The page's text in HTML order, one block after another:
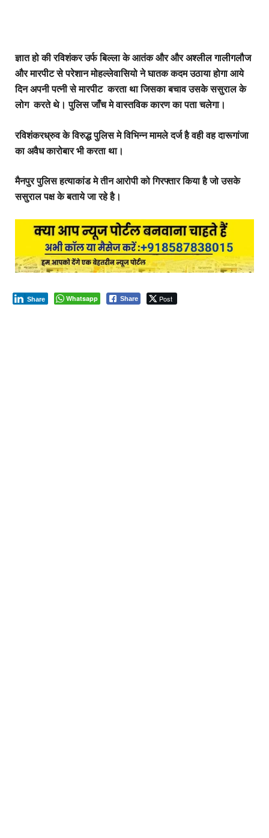
ज्ञात हो की रविशंकर उर्फ बिल्ला के आतंक और और अश्लील गालीगलौज
और मारपीट से परेशान मोहल्लेवासियो ने घातक कदम उठाया होगा आये
दिन अपनी पत्नी से मारपीट करता था जिसका बचाव उसके ससुराल के
लोग करते थे। पुलिस जाँच मे वास्तविक कारण का पता चलेगा।
रविशंकरध्रुव के विरुद्ध पुलिस मे विभिन्न मामले दर्ज है वही वह दारूगांजा
का अवैध कारोबार भी करता था।
मैनपुर पुलिस हत्याकांड मे तीन आरोपी को गिरफ्तार किया है जो उसके
ससुराल पक्ष के बताये जा रहे है।
Whatsapp Share Post
Share